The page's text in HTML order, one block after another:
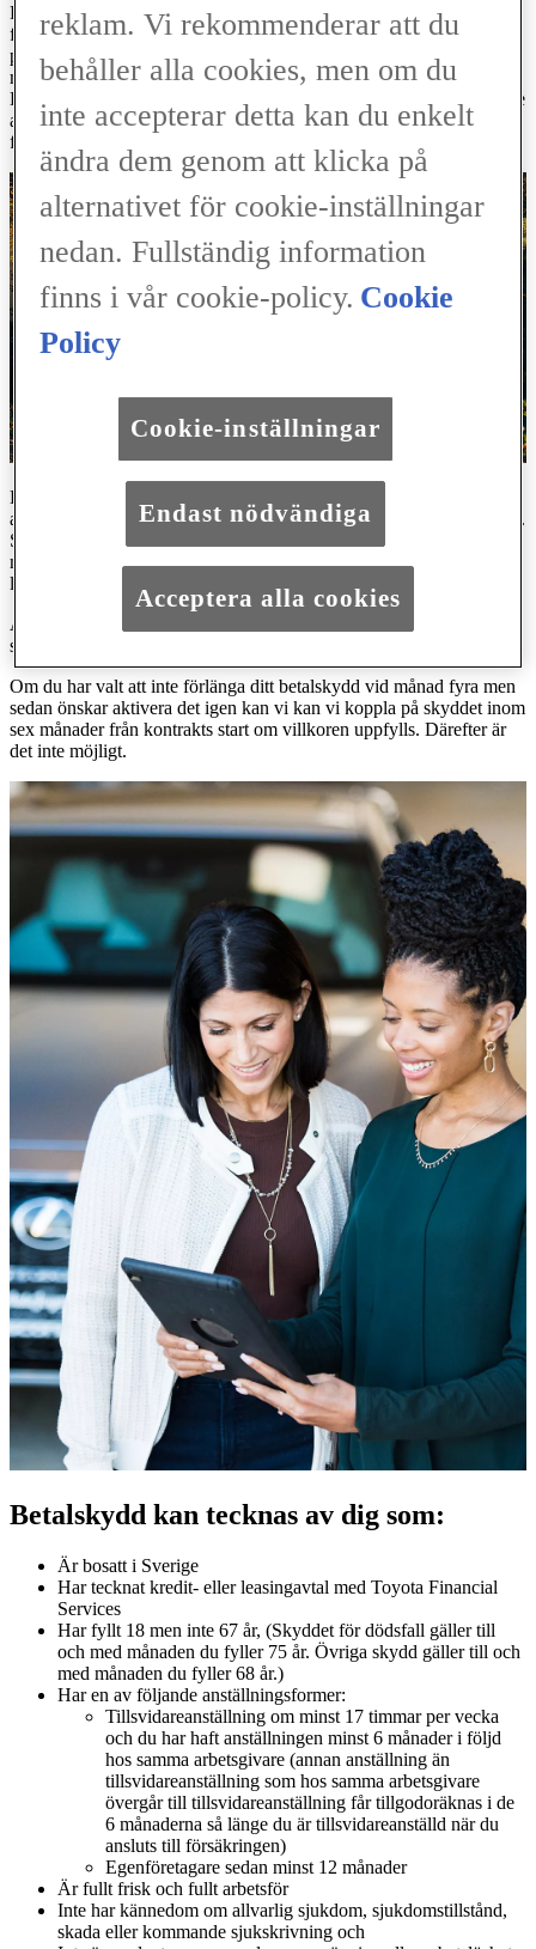
Från månad fyra kan du välja att förlänga ditt Betalskydd och
försäkringspremien är 5,4% av din aktuella månadskostnad för
privatleasing. För billån baseras försäkringspremien på
månadskostnaden (amortering, ränta och aviavgift) för lånet.
Betalskyddet löper månadsvis och betalas tillsammans med ordinarie
avisering från Lexus Financial Services. Om du till exempel har en
försäkrad månadskostnad på 2500 kr blir försäkringspremien 135 kr.
Betalskyddet kan ge dig trygghet om du skulle drabbas av
arbetslöshet eller sjukskrivning på grund av sjukdom eller olycksfall.
Skyddet kan betala din månadskostnad upp till 10 000 kronor per
månad i maximalt 12 månader. Vid dödsfall löser skyddet hela
låneskulden, eller upp till 500 000 kronor.
Är ni två som står på lånet kan ni båda skydda er mot arbetslöshet,
sjukskrivning och dödsfall genom att teckna var sitt betalskydd.
Om du har valt att inte förlänga ditt betalskydd vid månad fyra men
sedan önskar aktivera det igen kan vi kan vi koppla på skyddet inom
sex månader från kontrakts start om villkoren uppfylls. Därefter är
det inte möjligt.
Betalskydd kan tecknas av dig som:
Är bosatt i Sverige
Har tecknat kredit- eller leasingavtal med Toyota Financial
Services
Har fyllt 18 men inte 67 år, (Skyddet för dödsfall gäller till
och med månaden du fyller 75 år. Övriga skydd gäller till och
med månaden du fyller 68 år.)
Har en av följande anställningsformer:
Tillsvidareanställning om minst 17 timmar per vecka
och du har haft anställningen minst 6 månader i följd
hos samma arbetsgivare (annan anställning än
tillsvidareanställning som hos samma arbetsgivare
övergår till tillsvidareanställning får tillgodoräknas i de
6 månaderna så länge du är tillsvidareanställd när du
ansluts till försäkringen)
Egenföretagare sedan minst 12 månader
Är fullt frisk och fullt arbetsför
Inte har kännedom om allvarlig sjukdom, sjukdomstillstånd,
skada eller kommande sjukskrivning och
reklam. Vi rekommenderar att du
behåller alla cookies, men om du
inte accepterar detta kan du enkelt
ändra dem genom att klicka på
alternativet för cookie-inställningar
nedan. Fullständig information
finns i vår cookie-policy. Cookie
Policy
Cookie-inställningar
Endast nödvändiga
Acceptera alla cookies